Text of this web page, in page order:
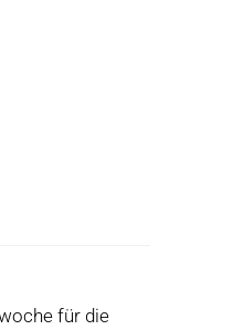
für die